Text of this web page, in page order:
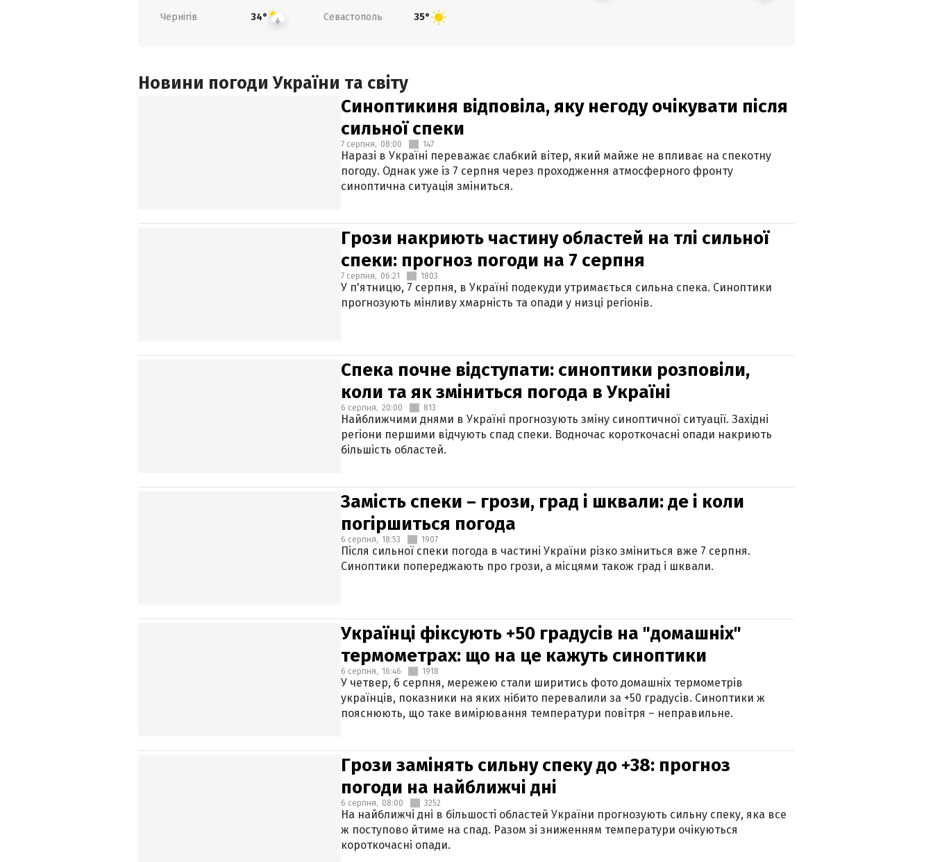
Чернігів 34° Севастополь 35°
Новини погоди України та світу
Синоптикиня відповіла, яку негоду очікувати після
сильної спеки
7 серпня, 08:00 147
Наразі в Україні переважає слабкий вітер, який майже не впливає на спекотну
погоду. Однак уже із 7 серпня через проходження атмосферного фронту
синоптична ситуація зміниться.
Грози накриють частину областей на тлі сильної
спеки: прогноз погоди на 7 серпня
7 серпня, 06:21 1803
У п'ятницю, 7 серпня, в Україні подекуди утримається сильна спека. Синоптики
прогнозують мінливу хмарність та опади у низці регіонів.
Спека почне відступати: синоптики розповіли,
коли та як зміниться погода в Україні
6 серпня, 20:00 813
Найближчими днями в Україні прогнозують зміну синоптичної ситуації. Західні
регіони першими відчують спад спеки. Водночас короткочасні опади накриють
більшість областей.
Замість спеки – грози, град і шквали: де і коли
погіршиться погода
6 серпня, 18:53 1907
Після сильної спеки погода в частині України різко зміниться вже 7 серпня.
Синоптики попереджають про грози, а місцями також град і шквали.
Українці фіксують +50 градусів на "домашніх"
термометрах: що на це кажуть синоптики
6 серпня, 16:46 1918
У четвер, 6 серпня, мережею стали ширитись фото домашніх термометрів
українців, показники на яких нібито перевалили за +50 градусів. Синоптики ж
пояснюють, що таке вимірювання температури повітря – неправильне.
Грози замінять сильну спеку до +38: прогноз
погоди на найближчі дні
6 серпня, 08:00 3252
На найближчі дні в більшості областей України прогнозують сильну спеку, яка все
ж поступово йтиме на спад. Разом зі зниженням температури очікуються
короткочасні опади.